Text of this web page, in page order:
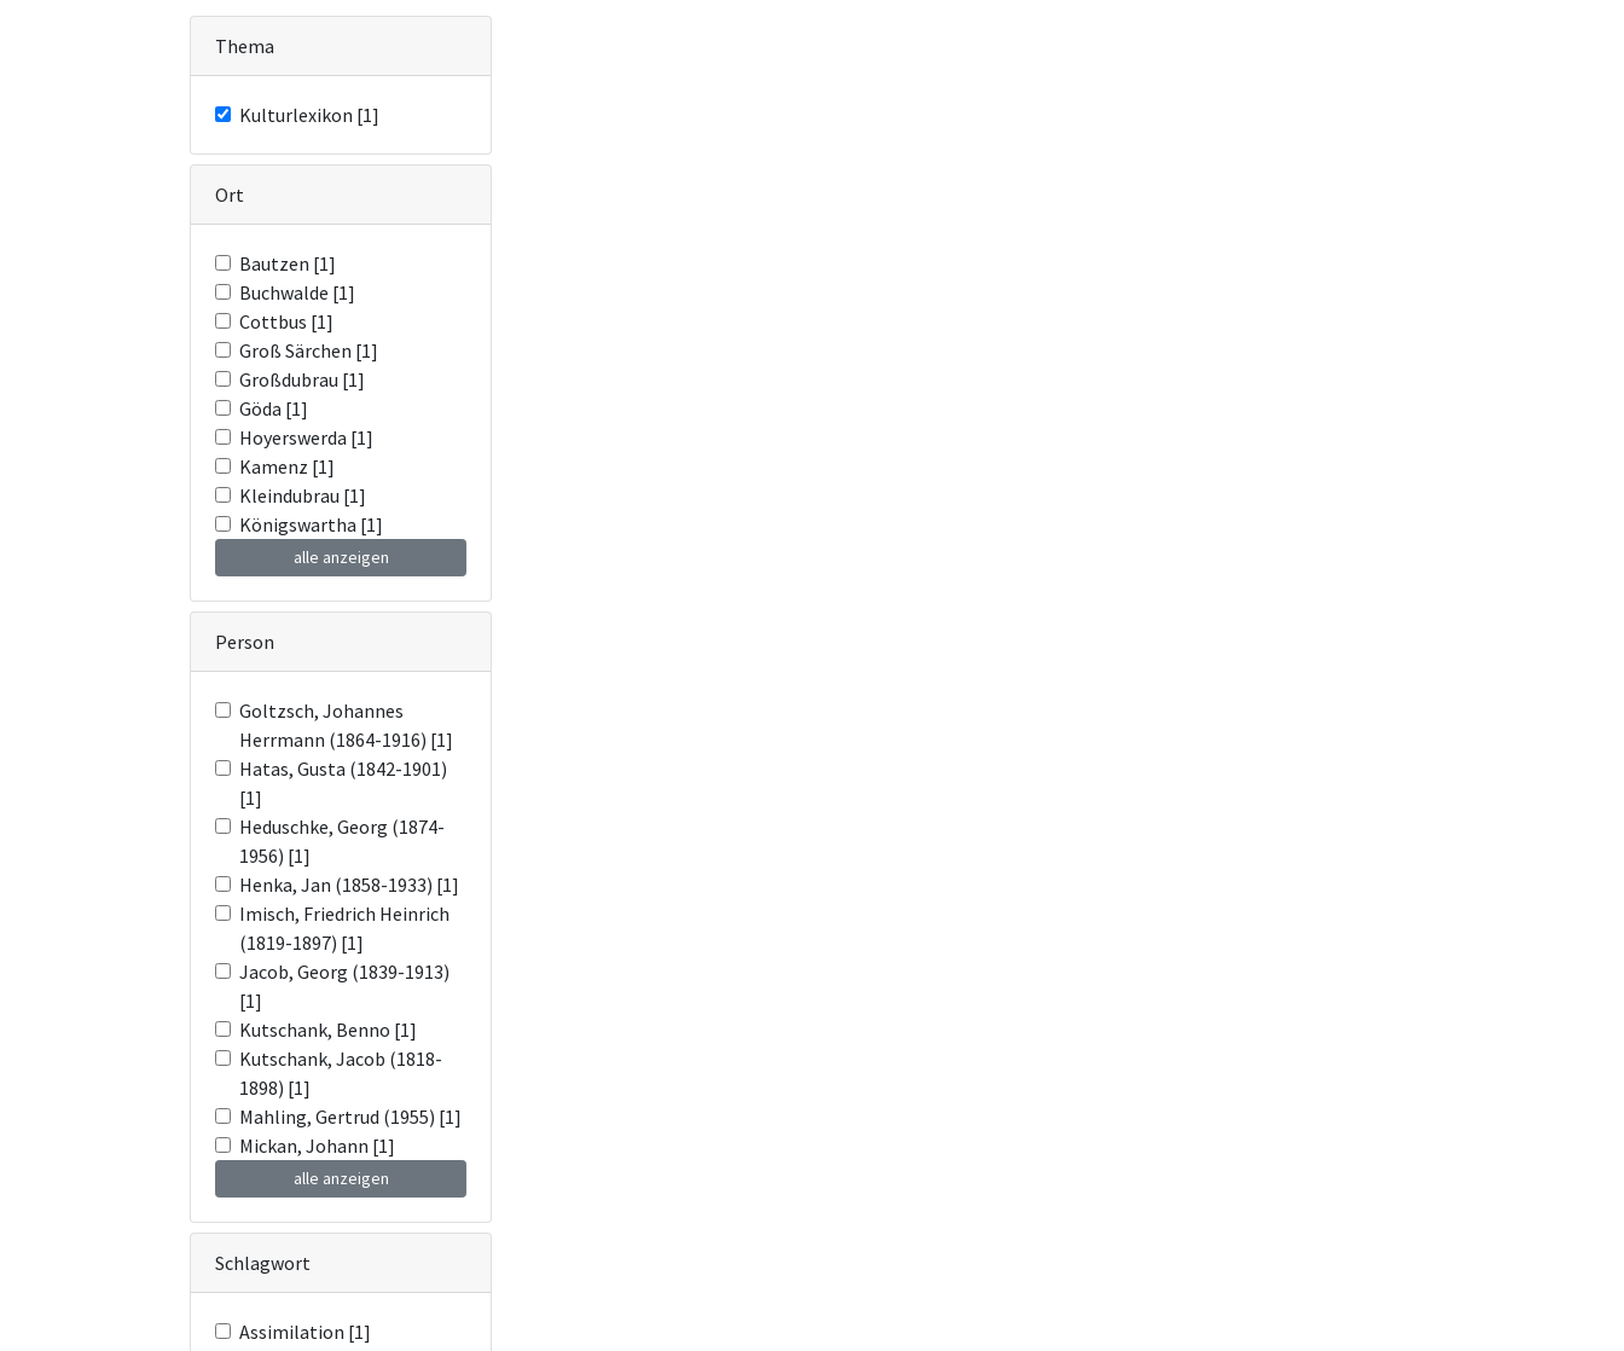
Thema
Kulturlexikon [1]
Ort
Bautzen [1]
Buchwalde [1]
Cottbus [1]
Groß Särchen [1]
Großdubrau [1]
Göda [1]
Hoyerswerda [1]
Kamenz [1]
Kleindubrau [1]
Königswartha [1]
alle anzeigen
Person
Goltzsch, Johannes
Herrmann (1864-1916) [1]
Hatas, Gusta (1842-1901)
[1]
Heduschke, Georg (1874-
1956) [1]
Henka, Jan (1858-1933) [1]
Imisch, Friedrich Heinrich
(1819-1897) [1]
Jacob, Georg (1839-1913)
[1]
Kutschank, Benno [1]
Kutschank, Jacob (1818-
1898) [1]
Mahling, Gertrud (1955) [1]
Mickan, Johann [1]
alle anzeigen
Schlagwort
Assimilation [1]